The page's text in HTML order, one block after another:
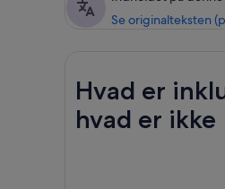
Se originalteksten
Hvad er
hvad er ikke